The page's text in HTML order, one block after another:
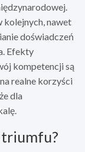
kolejnych, nawet
doświadczeń
Efekty
kompetencji są
realne korzyści
dla
triumfu?